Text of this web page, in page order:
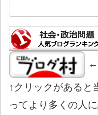
←
↑クリックがあると
ってより多くの人